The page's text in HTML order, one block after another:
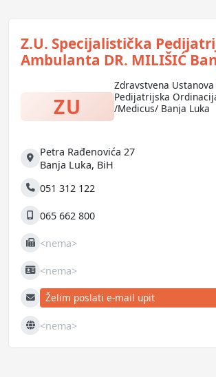
Z.U. Specijalistička
Ambulanta DR. MILIŠIĆ
ZU
Zdravstvena
Pedijatrijska
/Medicus/ Banja Luka
Adresa
Petra Rađenovića 27
Banja Luka, BiH
Telefon051 312 122
Mobilni065 662 800
Fax <nema>
JIB <nema>
E-mailŽelim poslati e-mail upit
Web <nema>